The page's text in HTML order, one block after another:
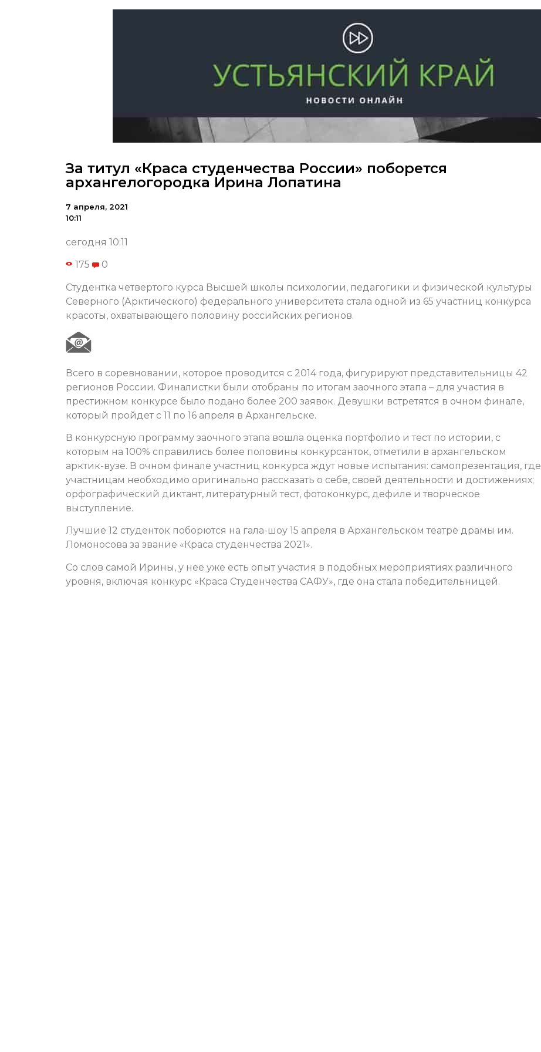
За титул «Краса студенчества России» поборется
архангелогородка Ирина Лопатина
7 апреля, 2021
10:11
сегодня 10:11
175 0
Студентка четвертого курса Высшей школы психологии, педагогики и физической культуры
Северного (Арктического) федерального университета стала одной из 65 участниц конкурса
красоты, охватывающего половину российских регионов.
Всего в соревновании, которое проводится с 2014 года, фигурируют представительницы 42
регионов России. Финалистки были отобраны по итогам заочного этапа – для участия в
престижном конкурсе было подано более 200 заявок. Девушки встретятся в очном финале,
который пройдет с 11 по 16 апреля в Архангельске.
В конкурсную программу заочного этапа вошла оценка портфолио и тест по истории, с
которым на 100% справились более половины конкурсанток, отметили в архангельском
арктик-вузе. В очном финале участниц конкурса ждут новые испытания: самопрезентация, где
участницам необходимо оригинально рассказать о себе, своей деятельности и достижениях;
орфографический диктант, литературный тест, фотоконкурс, дефиле и творческое
выступление.
Лучшие 12 студенток поборются на гала-шоу 15 апреля в Архангельском театре драмы им.
Ломоносова за звание «Краса студенчества 2021».
Со слов самой Ирины, у нее уже есть опыт участия в подобных мероприятиях различного
уровня, включая конкурс «Краса Студенчества САФУ», где она стала победительницей.